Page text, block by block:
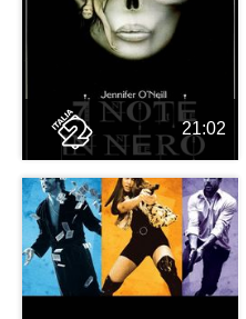
21:02